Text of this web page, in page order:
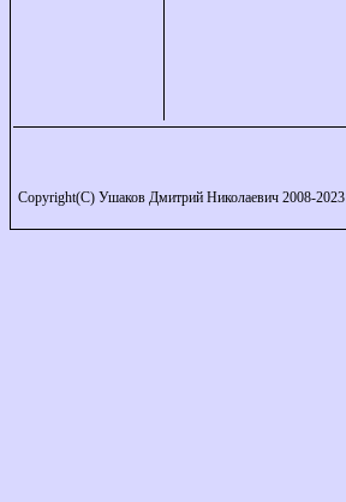
Copyright(C) Ушаков Дмитрий Николаевич 2008-2023